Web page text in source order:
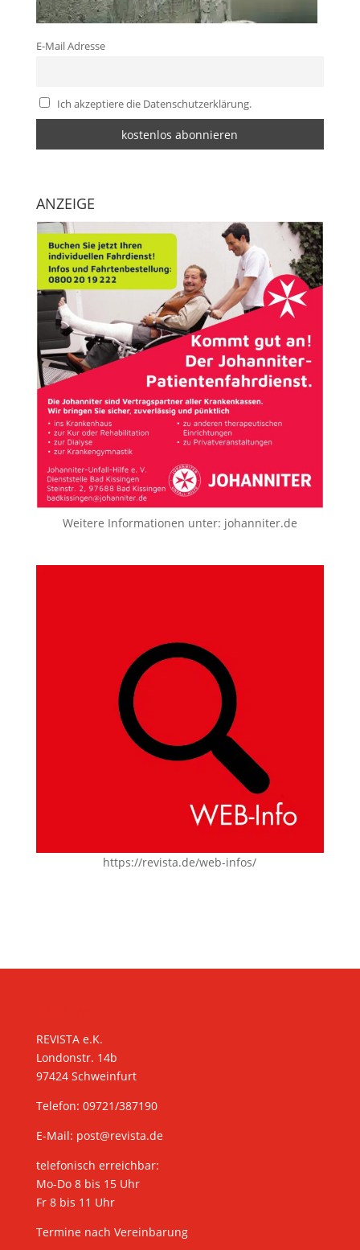
E-Mail Adresse
Ich akzeptiere die Datenschutzerklärung.
ANZEIGE
Weitere Informationen unter: johanniter.de
https://revista.de/web-infos/
REVISTA e.K.
Londonstr. 14b
97424 Schweinfurt
Telefon: 09721/387190
E-Mail: post@revista.de
telefonisch erreichbar:
Mo-Do 8 bis 15 Uhr
Fr 8 bis 11 Uhr
Termine nach Vereinbarung